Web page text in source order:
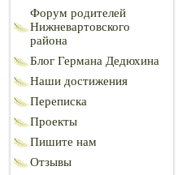
Форум родителей
Нижневартовского
района
Блог Германа Дедюхина
Наши достижения
Переписка
Проекты
Пишите нам
Отзывы